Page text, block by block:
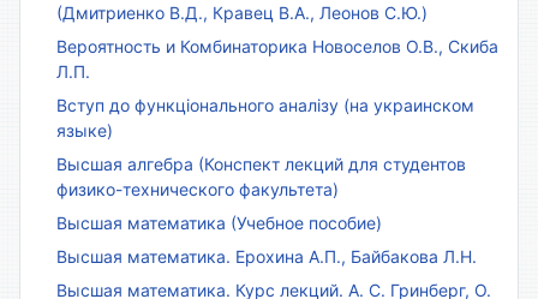
(Дмитриенко В.Д., Кравец В.А., Леонов С.Ю.)
Вероятность и Комбинаторика Новоселов О.В., Скиба
Л.П.
Вступ до функціонального аналізу (на украинском
языке)
Высшая алгебра (Конспект лекций для студентов
физико-технического факультета)
Высшая математика (Учебное пособие)
Высшая математика. Ерохина А.П., Байбакова Л.Н.
Высшая математика. Курс лекций. А. С. Гринберг, О.